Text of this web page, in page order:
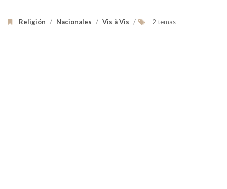
Religión / Nacionales / Vis à Vis / 2 temas